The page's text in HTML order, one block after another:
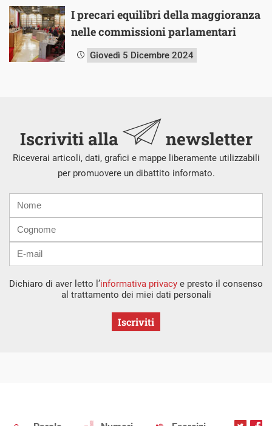
I precari equilibri della maggioranza
nelle commissioni parlamentari
Giovedì 5 Dicembre 2024
Iscriviti alla newsletter
Riceverai articoli, dati, grafici e mappe liberamente utilizzabili
per promuovere un dibattito informato.
mail
Dichiaro di aver letto l’informativa privacy e presto il consenso
al trattamento dei miei dati personali
Iscriviti